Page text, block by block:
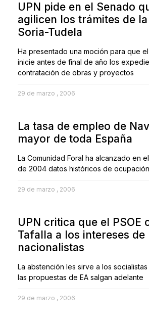
UPN pide en el Senado
agilicen los trámites de
Soria-Tudela
Ha presentado una moción para que
inicie antes de final de año los
contratación de obras y proyectos
29 de marzo , 2006
La tasa de empleo de
mayor de toda España
La Comunidad Foral ha alcanzado en
de 2004 datos históricos de ocupación
29 de marzo , 2006
UPN critica que el PSOE
Tafalla a los intereses de
nacionalistas
La abstención les sirve a los
las propuestas de EA salgan adelante
29 de marzo , 2006